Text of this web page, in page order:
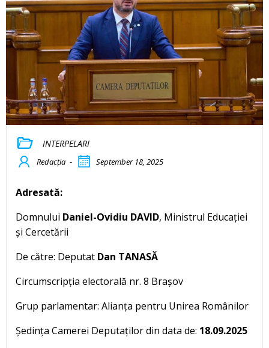
INTERPELARI
Redacția - September 18, 2025
Adresată:
Domnului Daniel-Ovidiu DAVID, Ministrul Educației
și Cercetării
De către: Deputat Dan TANASĂ
Circumscripția electorală nr. 8 Brașov
Grup parlamentar: Alianța pentru Unirea Românilor
Ședința Camerei Deputaților din data de: 18.09.2025